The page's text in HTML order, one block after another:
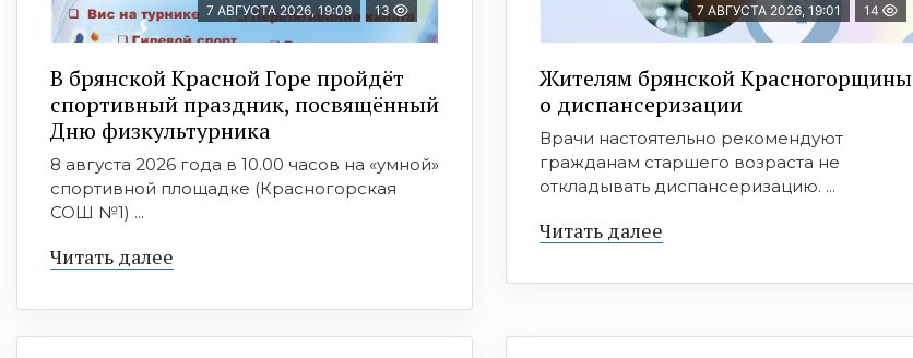
7 АВГУСТА 2026, 19:09 13
В брянской Красной Горе пройдёт
спортивный праздник, посвящённый
Дню физкультурника
8 августа 2026 года в 10.00 часов на «умной»
спортивной площадке (Красногорская
СОШ №1) ...
Читать далее
7 АВГУСТА 2026, 19:01 14
Жителям брянской Красногорщины
о диспансеризации
Врачи настоятельно рекомендуют
гражданам старшего возраста не
откладывать диспансеризацию. ...
Читать далее